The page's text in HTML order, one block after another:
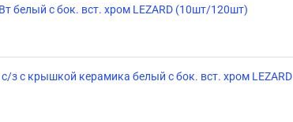
белый с бок. вст. хром LEZARD (10шт/120шт)
с/з с крышкой керамика белый с бок. вст. хром LEZARD